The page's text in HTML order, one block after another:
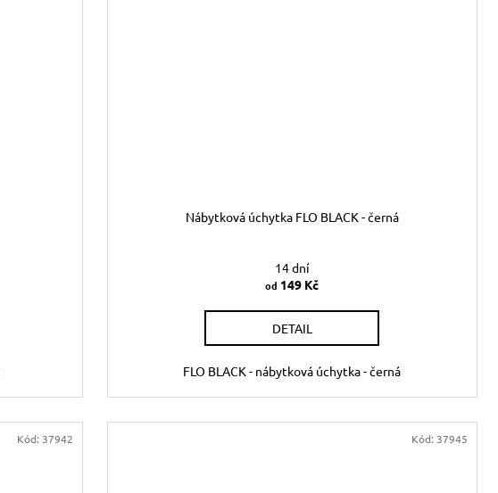
Nábytková úchytka FLO BLACK - černá
14 dní
od 149 Kč
DETAIL
FLO BLACK - nábytková úchytka - černá
Kód: 37942 Kód: 37945